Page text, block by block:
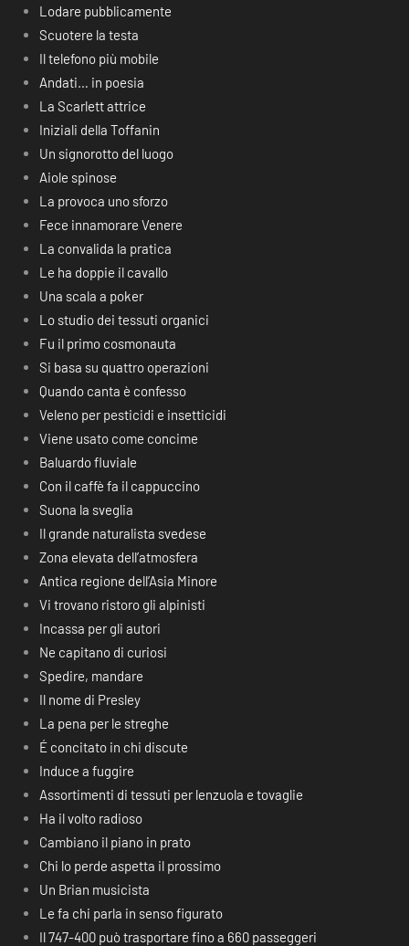
Lodare pubblicamente
Scuotere la testa
Il telefono più mobile
Andati… in poesia
La Scarlett attrice
Iniziali della Toffanin
Un signorotto del luogo
Aiole spinose
La provoca uno sforzo
Fece innamorare Venere
La convalida la pratica
Le ha doppie il cavallo
Una scala a poker
Lo studio dei tessuti organici
Fu il primo cosmonauta
Si basa su quattro operazioni
Quando canta è confesso
Veleno per pesticidi e insetticidi
Viene usato come concime
Baluardo fluviale
Con il caffè fa il cappuccino
Suona la sveglia
Il grande naturalista svedese
Zona elevata dell’atmosfera
Antica regione dell’Asia Minore
Vi trovano ristoro gli alpinisti
Incassa per gli autori
Ne capitano di curiosi
Spedire, mandare
Il nome di Presley
La pena per le streghe
É concitato in chi discute
Induce a fuggire
Assortimenti di tessuti per lenzuola e tovaglie
Ha il volto radioso
Cambiano il piano in prato
Chi lo perde aspetta il prossimo
Un Brian musicista
Le fa chi parla in senso figurato
Il 747-400 può trasportare fino a 660 passeggeri